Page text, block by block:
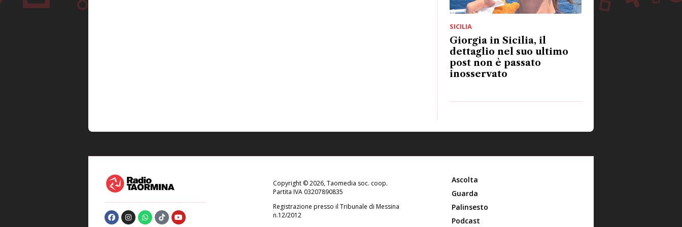
SICILIA
Giorgia in Sicilia, il
dettaglio nel suo ultimo
post non è passato
inosservato
Copyright © 2026, Taomedia soc. coop.
Partita IVA 03207890835
Registrazione presso il Tribunale di Messina
n.12/2012
Ascolta
Guarda
Palinsesto
Podcast